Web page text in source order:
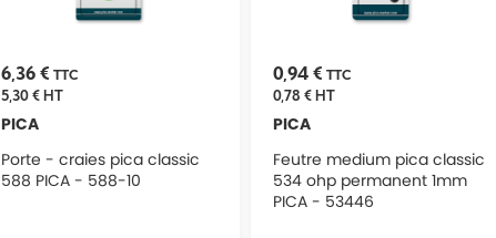
6,36 € TTC
5,30 €HT
PICA
Porte - craies pica classic
588 PICA - 588-10
0,94 € TTC
0,78 €HT
PICA
Feutre medium pica classic
534 ohp permanent 1mm
PICA - 53446